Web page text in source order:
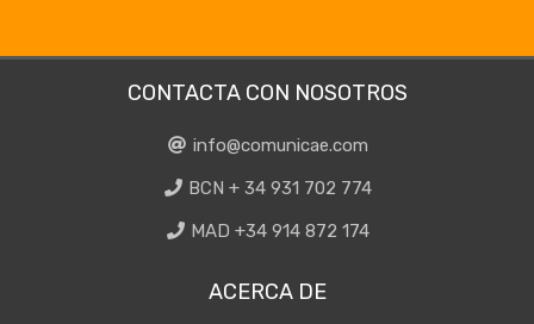
CONTACTA CON NOSOTROS
info@comunicae.com
BCN + 34 931 702 774
MAD +34 914 872 174
ACERCA DE